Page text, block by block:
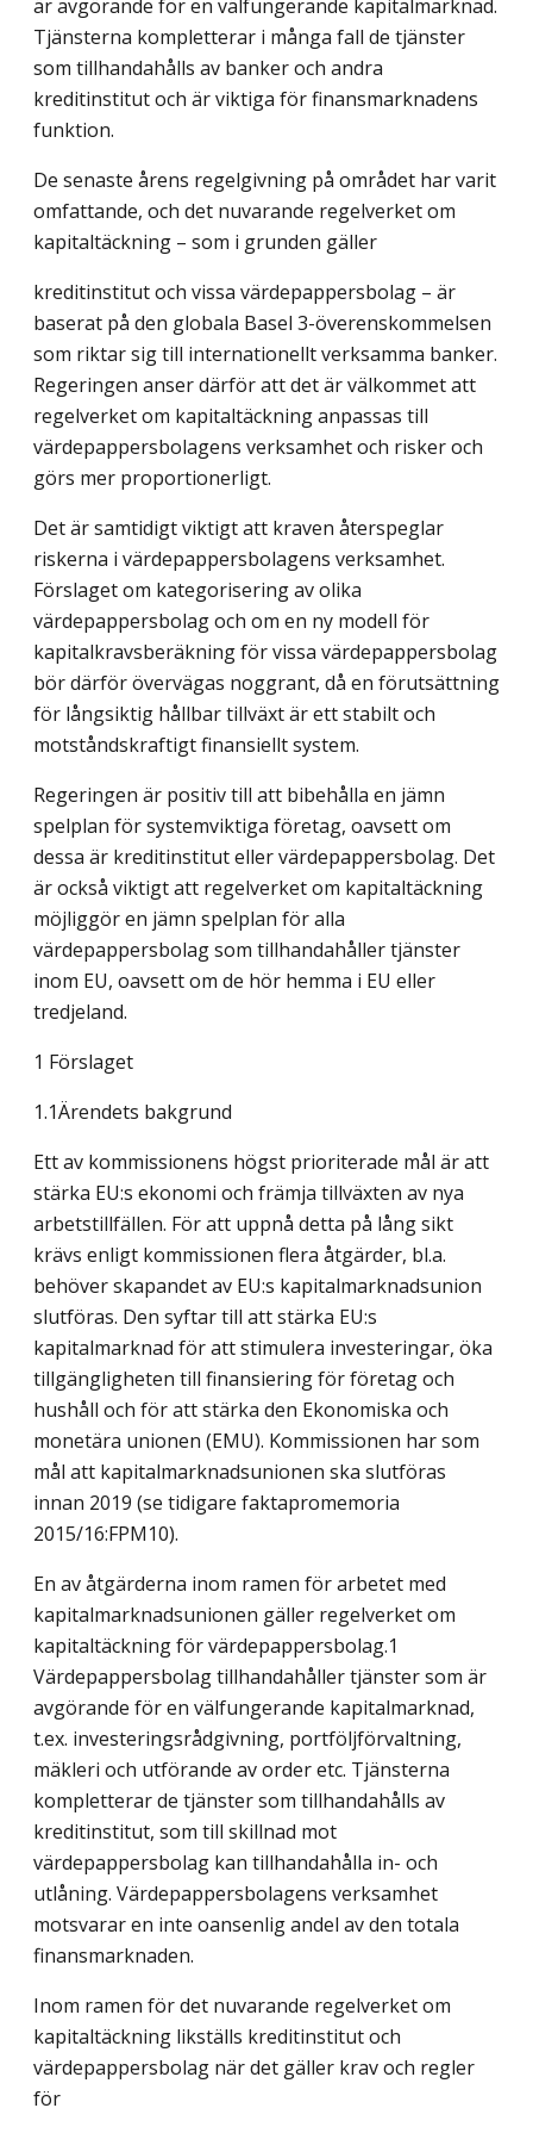
är avgörande för en välfungerande kapitalmarknad.
Tjänsterna kompletterar i många fall de tjänster
som tillhandahålls av banker och andra
kreditinstitut och är viktiga för finansmarknadens
funktion.
De senaste årens regelgivning på området har varit
omfattande, och det nuvarande regelverket om
kapitaltäckning – som i grunden gäller
kreditinstitut och vissa värdepappersbolag – är
baserat på den globala Basel 3-överenskommelsen
som riktar sig till internationellt verksamma banker.
Regeringen anser därför att det är välkommet att
regelverket om kapitaltäckning anpassas till
värdepappersbolagens verksamhet och risker och
görs mer proportionerligt.
Det är samtidigt viktigt att kraven återspeglar
riskerna i värdepappersbolagens verksamhet.
Förslaget om kategorisering av olika
värdepappersbolag och om en ny modell för
kapitalkravsberäkning för vissa värdepappersbolag
bör därför övervägas noggrant, då en förutsättning
för långsiktig hållbar tillväxt är ett stabilt och
motståndskraftigt finansiellt system.
Regeringen är positiv till att bibehålla en jämn
spelplan för systemviktiga företag, oavsett om
dessa är kreditinstitut eller värdepappersbolag. Det
är också viktigt att regelverket om kapitaltäckning
möjliggör en jämn spelplan för alla
värdepappersbolag som tillhandahåller tjänster
inom EU, oavsett om de hör hemma i EU eller
tredjeland.
1 Förslaget
1.1Ärendets bakgrund
Ett av kommissionens högst prioriterade mål är att
stärka EU:s ekonomi och främja tillväxten av nya
arbetstillfällen. För att uppnå detta på lång sikt
krävs enligt kommissionen flera åtgärder, bl.a.
behöver skapandet av EU:s kapitalmarknadsunion
slutföras. Den syftar till att stärka EU:s
kapitalmarknad för att stimulera investeringar, öka
tillgängligheten till finansiering för företag och
hushåll och för att stärka den Ekonomiska och
monetära unionen (EMU). Kommissionen har som
mål att kapitalmarknadsunionen ska slutföras
innan 2019 (se tidigare faktapromemoria
2015/16:FPM10).
En av åtgärderna inom ramen för arbetet med
kapitalmarknadsunionen gäller regelverket om
kapitaltäckning för värdepappersbolag.1
Värdepappersbolag tillhandahåller tjänster som är
avgörande för en välfungerande kapitalmarknad,
t.ex. investeringsrådgivning, portföljförvaltning,
mäkleri och utförande av order etc. Tjänsterna
kompletterar de tjänster som tillhandahålls av
kreditinstitut, som till skillnad mot
värdepappersbolag kan tillhandahålla in- och
utlåning. Värdepappersbolagens verksamhet
motsvarar en inte oansenlig andel av den totala
finansmarknaden.
Inom ramen för det nuvarande regelverket om
kapitaltäckning likställs kreditinstitut och
värdepappersbolag när det gäller krav och regler
för